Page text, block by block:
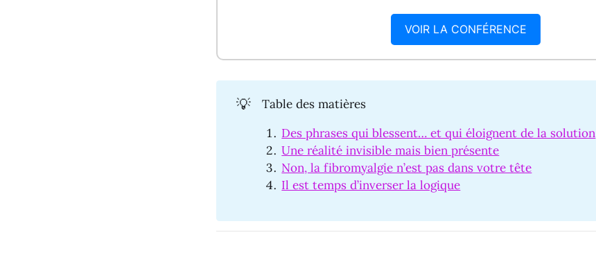
VOIR LA CONFÉRENCE
💡
Table des matières
Des phrases qui blessent… et qui éloignent de la solution
Une réalité invisible mais bien présente
Non, la fibromyalgie n’est pas dans votre tête
Il est temps d’inverser la logique